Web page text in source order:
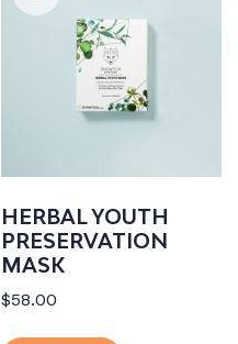
HERBAL YOUTH
PRESERVATION
MASK
$58.00